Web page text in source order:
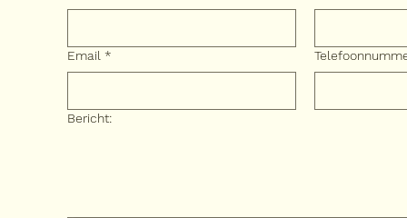
Email *
Bericht: